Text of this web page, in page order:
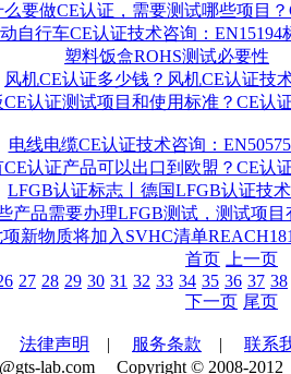
要做CE认证，需要测试哪些项目
自行车CE认证技术咨询：EN15194
塑料饭盒ROHS测试必要性
风机CE认证多少钱？风机CE认证技
CE认证测试项目和使用标准？CE认
电线电缆CE认证技术咨询：
CE认证产品可以出口到欧盟？CE认
LFGB认证标志丨德国LFGB认证技
产品需要办理LFGB测试，测试项目
项新物质将加入SVHC清单
首页
上一页
27 28 29 30 31 32 33 34 35 36 37 38
下一页 尾页
法律声明 | 服务条款 | 联系
lab.com Copyright © 2008-